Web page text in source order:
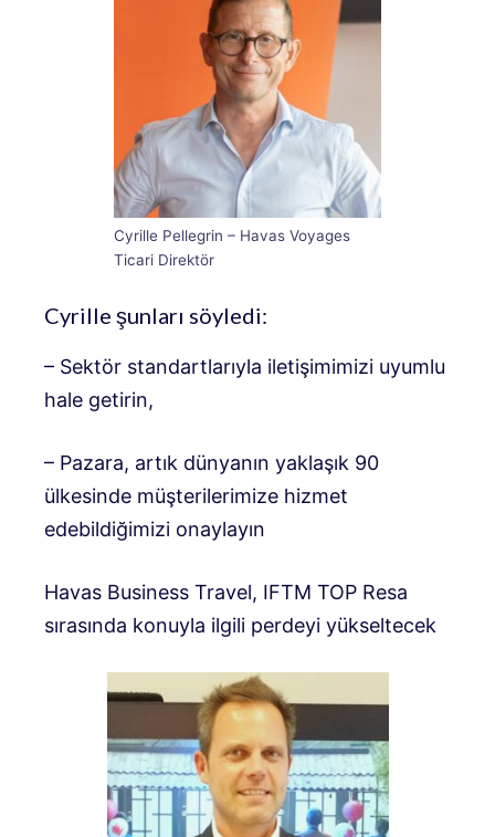
Cyrille Pellegrin – Havas Voyages
Ticari Direktör
Cyrille şunları söyledi:
– Sektör standartlarıyla iletişimimizi uyumlu
hale getirin,
– Pazara, artık dünyanın yaklaşık 90
ülkesinde müşterilerimize hizmet
edebildiğimizi onaylayın
Havas Business Travel, IFTM TOP Resa
sırasında konuyla ilgili perdeyi yükseltecek